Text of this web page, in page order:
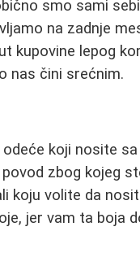
smo sami
na zadnje
kupovine lepog
nas čini srećnim.
koji nosite
zbog kojeg
koju volite da
jer vam ta boja